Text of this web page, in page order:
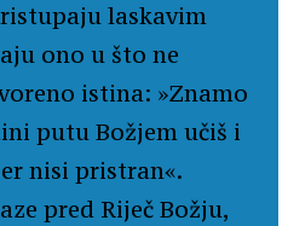
laskavim
ono u što ne
istina: »Znamo
putu Božjem učiš i
nisi pristran«.
pred Riječ Božju,